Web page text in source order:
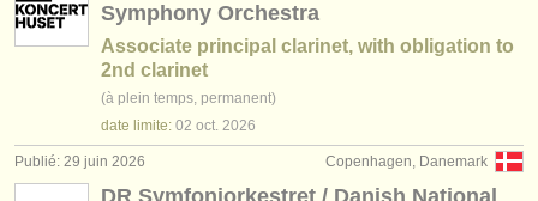
Symphony Orchestra
Associate principal clarinet, with obligation to
2nd clarinet
(à plein temps, permanent)
date limite: 02 oct. 2026
Copenhagen, Danemark
Publié: 29 juin 2026
DR Symfoniorkestret / Danish National